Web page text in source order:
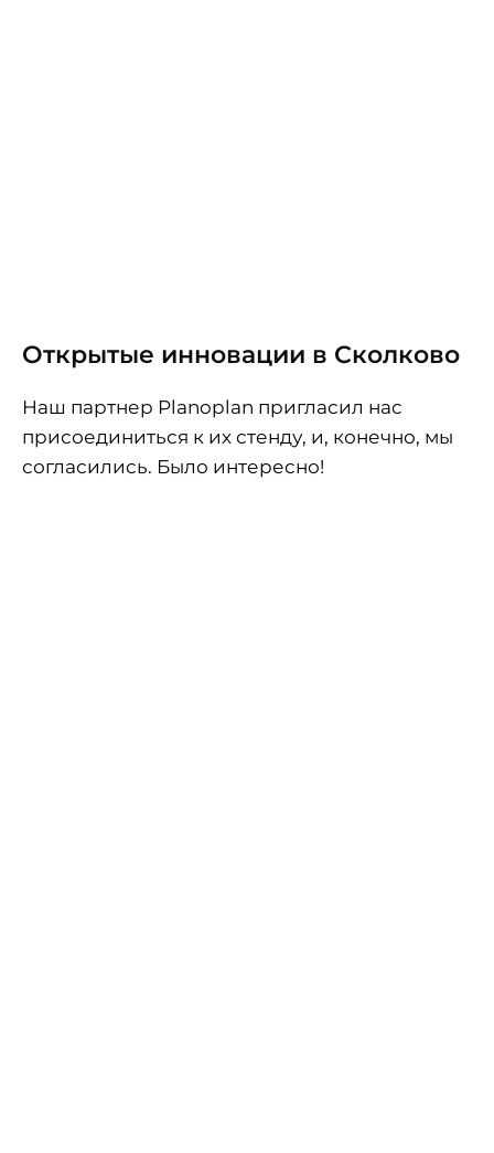
Открытые инновации в Сколково
Наш партнер Planoplan пригласил нас
присоединиться к их стенду, и, конечно, мы
согласились. Было интересно!